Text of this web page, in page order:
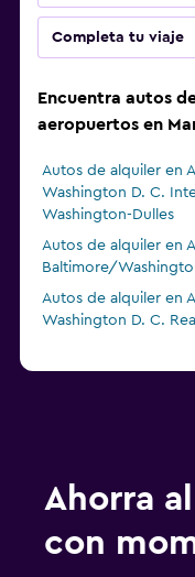
Completa tu viaje
Encuentra autos
aeropuertos en
Autos de alquiler en
Washington D. C.
Washington-Dulles
Autos de alquiler en
Baltimore/
Autos de alquiler en
Washington D. C.
Ahorra
con